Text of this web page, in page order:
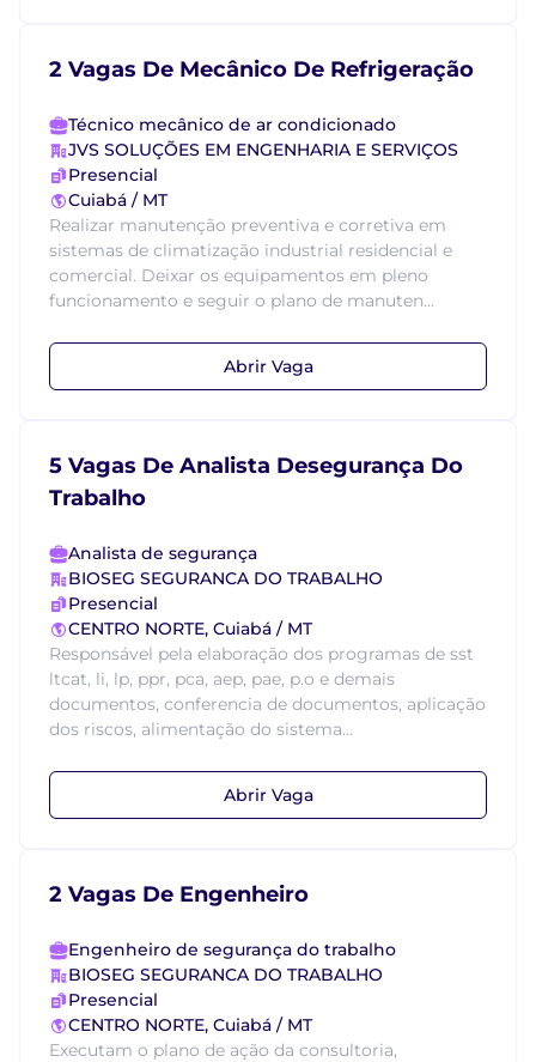
2 Vagas De Mecânico De Refrigeração
Técnico mecânico de ar condicionado
JVS SOLUÇÕES EM ENGENHARIA E SERVIÇOS
Presencial
Cuiabá / MT
Realizar manutenção preventiva e corretiva em
sistemas de climatização industrial residencial e
comercial. Deixar os equipamentos em pleno
funcionamento e seguir o plano de manuten...
Abrir Vaga
5 Vagas De Analista Desegurança Do
Trabalho
Analista de segurança
BIOSEG SEGURANCA DO TRABALHO
Presencial
CENTRO NORTE, Cuiabá / MT
Responsável pela elaboração dos programas de sst
ltcat, li, lp, ppr, pca, aep, pae, p.o e demais
documentos, conferencia de documentos, aplicação
dos riscos, alimentação do sistema...
Abrir Vaga
2 Vagas De Engenheiro
Engenheiro de segurança do trabalho
BIOSEG SEGURANCA DO TRABALHO
Presencial
CENTRO NORTE, Cuiabá / MT
Executam o plano de ação da consultoria,